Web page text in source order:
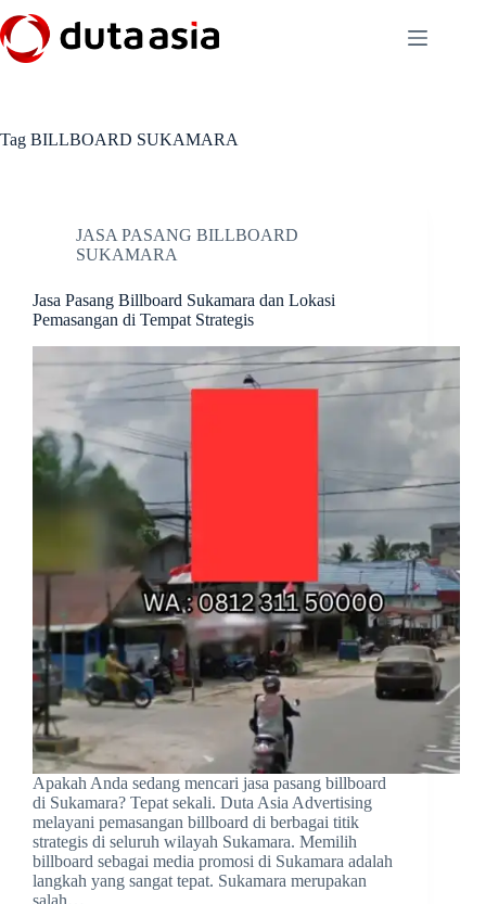
to
content
Tag BILLBOARD SUKAMARA
JASA PASANG BILLBOARD
SUKAMARA
Jasa Pasang Billboard Sukamara dan Lokasi
Pemasangan di Tempat Strategis
Apakah Anda sedang mencari jasa pasang billboard
di Sukamara? Tepat sekali. Duta Asia Advertising
melayani pemasangan billboard di berbagai titik
strategis di seluruh wilayah Sukamara. Memilih
billboard sebagai media promosi di Sukamara adalah
langkah yang sangat tepat. Sukamara merupakan
salah…